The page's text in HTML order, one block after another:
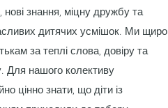
нові знання, міцну дружбу та
дитячих усмішок. Ми щиро
за теплі слова, довіру та
Для нашого колективу
цінно знати, що діти із